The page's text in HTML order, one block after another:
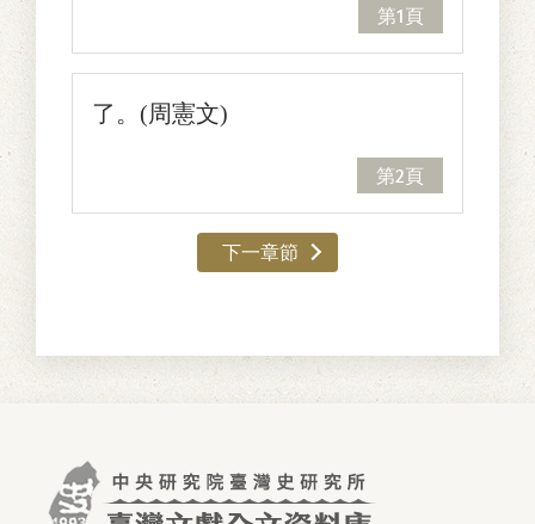
第1頁
了。(周憲文)
第2頁
下一章節